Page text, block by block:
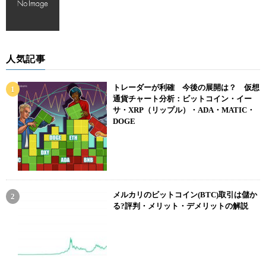
人気記事
トレーダーが利確 今後の展開は？ 仮想
通貨チャート分析：ビットコイン・イー
サ・XRP（リップル）・ADA・MATIC・
DOGE
メルカリのビットコイン(BTC)取引は儲か
る?評判・メリット・デメリットの解説